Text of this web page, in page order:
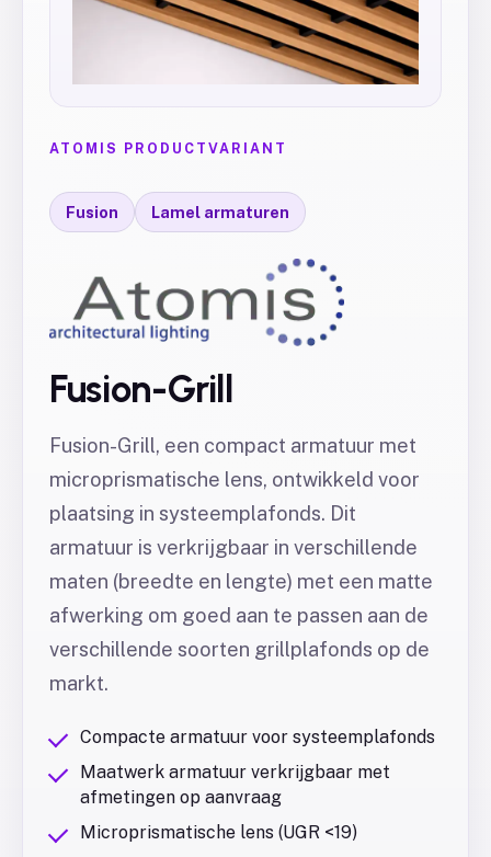
ATOMIS PRODUCTVARIANT
Fusion Lamel armaturen
Fusion-Grill
Fusion-Grill, een compact armatuur met
microprismatische lens, ontwikkeld voor
plaatsing in systeemplafonds. Dit
armatuur is verkrijgbaar in verschillende
maten (breedte en lengte) met een matte
afwerking om goed aan te passen aan de
verschillende soorten grillplafonds op de
markt.
Compacte armatuur voor systeemplafonds
Maatwerk armatuur verkrijgbaar met
afmetingen op aanvraag
Microprismatische lens (UGR <19)